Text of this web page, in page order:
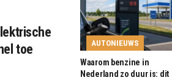
toe
AUTONIEUWS
Waarom benzine in
Nederland zo duur is: dit